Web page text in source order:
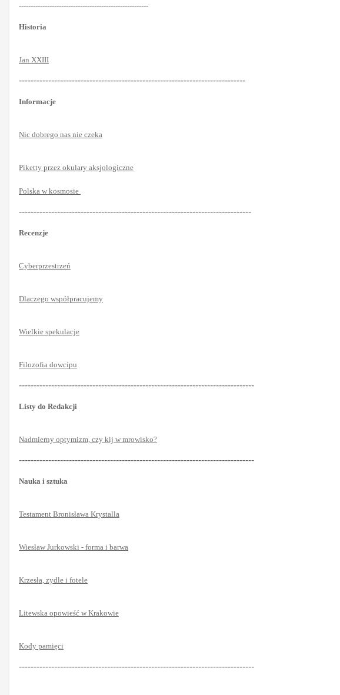
-------------------------------------------------------
Historia
Jan XXIII
-----------------------------------------------------------------------------
Informacje
Nic dobrego nas nie czeka
Piketty przez okulary aksjologiczne
Polska w kosmosie
-------------------------------------------------------------------------------
Recenzje
Cyberprzestrzeń
Dlaczego współpracujemy
Wielkie spekulacje
Filozofia dowcipu
--------------------------------------------------------------------------------
Listy do Redakcji
Nadmierny optymizm, czy kij w mrowisko?
--------------------------------------------------------------------------------
Nauka i sztuka
Testament Bronisława Krystalla
Wiesław Jurkowski - forma i barwa
Krzesła, zydle i fotele
Litewska opowieść w Krakowie
Kody pamięci
--------------------------------------------------------------------------------